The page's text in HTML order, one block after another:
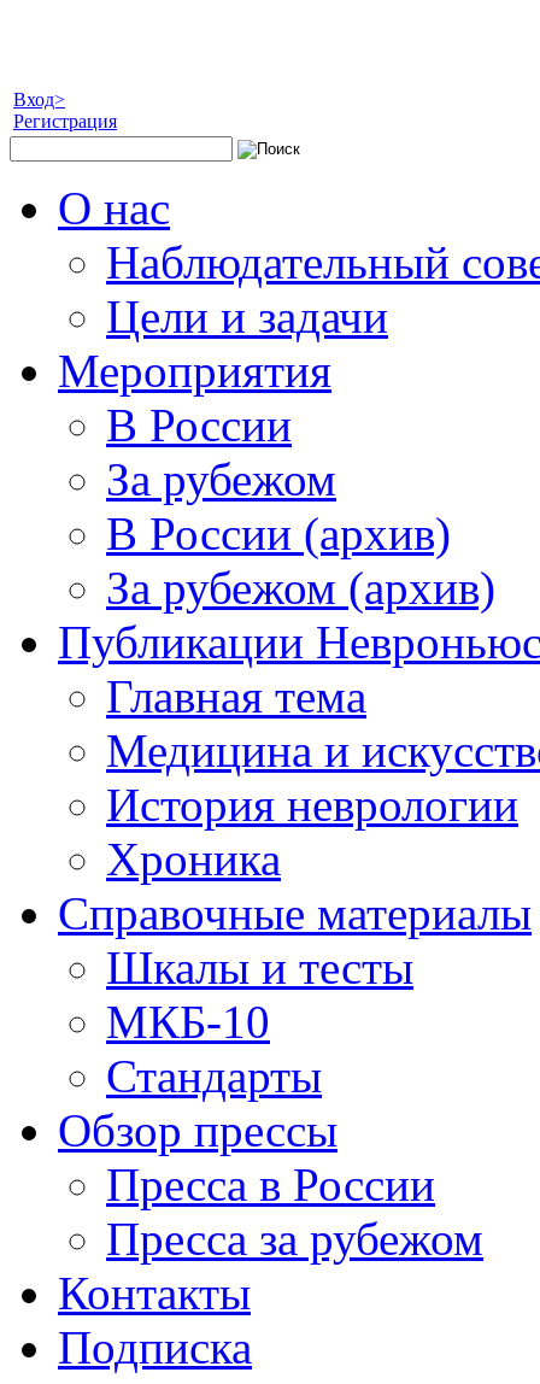
Вход>
Регистрация
О нас
Наблюдательный
Цели и задачи
Мероприятия
В России
За рубежом
В России (архив)
За рубежом (архив)
Публикации
Главная тема
Медицина и
История неврологии
Хроника
Справочные материалы
Шкалы и тесты
МКБ-10
Стандарты
Обзор прессы
Пресса в России
Пресса за рубежом
Контакты
Подписка